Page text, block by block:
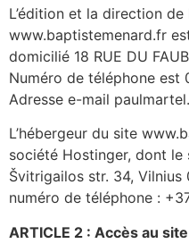
L’édition et la direction
www.baptistemenard.fr
domicilié 18 RUE DU
Numéro de téléphone est
Adresse e-mail
L’hébergeur du site
société Hostinger, dont le
Švitrigailos str. 34,
numéro de téléphone :
ARTICLE 2 : Accès au site